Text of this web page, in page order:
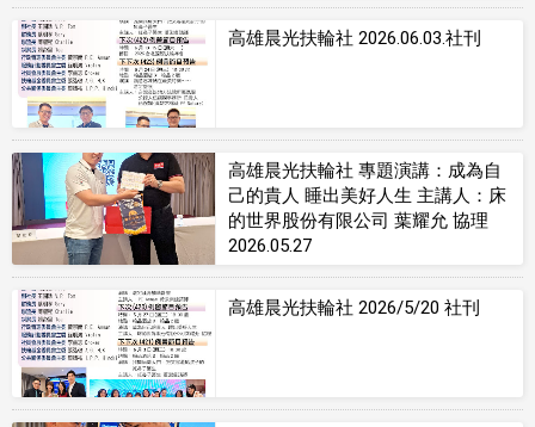
高雄晨光扶輪社 2026.06.03.社刊
高雄晨光扶輪社 專題演講：成為自
己的貴人 睡出美好人生 主講人：床
的世界股份有限公司 葉耀允 協理
2026.05.27
高雄晨光扶輪社 2026/5/20 社刊